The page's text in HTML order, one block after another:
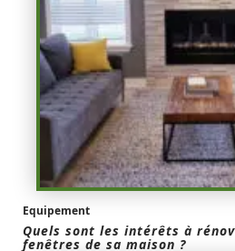
Equipement
Quels sont les intérêts à
fenêtres de sa maison ?